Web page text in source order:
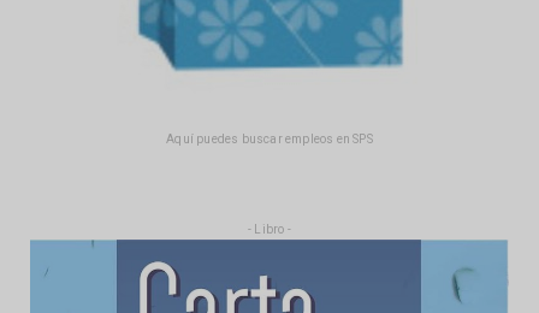
Aquí puedes buscar empleos en SPS
- Libro -